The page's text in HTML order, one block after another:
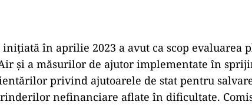
în aprilie 2023 a avut ca scop evaluarea
și a măsurilor de ajutor implementate în
privind ajutoarele de stat pentru
nefinanciare aflate în dificultate.